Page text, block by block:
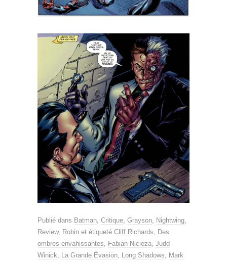
Publié dans Batman, Critique, Grayson, Nightwing,
Review, Robin et étiqueté Cliff Richards, Des
ombres envahissantes, Fabian Nicieza, Judd
Winick, La Grande Évasion, Long Shadows, Mark